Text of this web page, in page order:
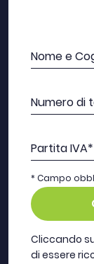
Nome e
Numero di
Partita IVA*
* Campo
Cliccando
di essere